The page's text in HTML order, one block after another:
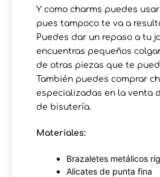
Y como charms puedes
pues tampoco te va a
Puedes dar un repaso a tu
encuentras pequeños
de otras piezas que te
También puedes comprar
especializadas en la venta
de bisutería.
Materiales:
Brazaletes metálicos
Alicates de punta fina